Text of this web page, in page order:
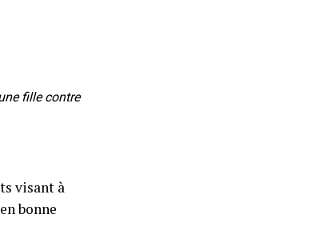
fille contre
visant à
bonne